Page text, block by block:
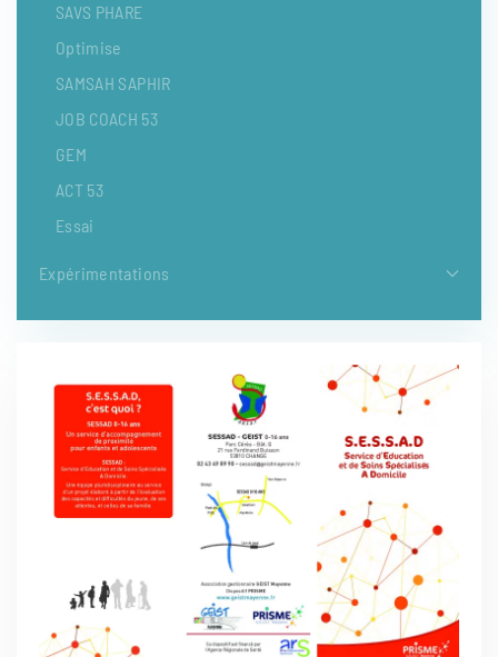
SAVS PHARE
Optimise
SAMSAH SAPHIR
JOB COACH 53
GEM
ACT 53
Essai
Expérimentations